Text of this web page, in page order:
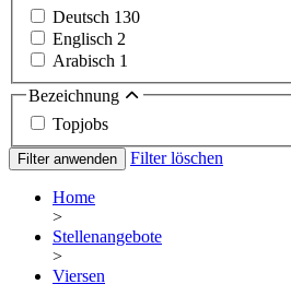
Deutsch 130
Englisch 2
Arabisch 1
Bezeichnung
Topjobs
Filter anwenden Filter löschen
Home
>
Stellenangebote
>
Viersen